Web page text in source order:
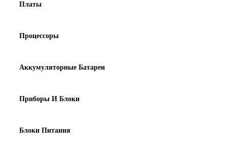
Платы
Процессоры
Аккумуляторные Батареи
Приборы И Блоки
Блоки Питания